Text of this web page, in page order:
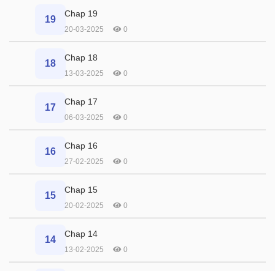
19
Chap 19
20-03-2025 0
18
Chap 18
13-03-2025 0
17
Chap 17
06-03-2025 0
16
Chap 16
27-02-2025 0
15
Chap 15
20-02-2025 0
14
Chap 14
13-02-2025 0